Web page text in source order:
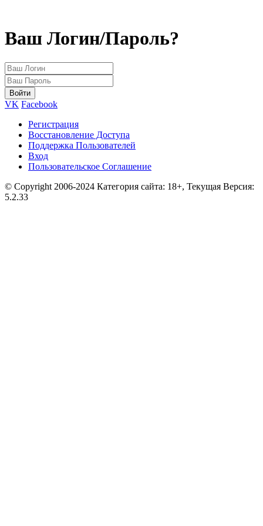
Ваш Логин/Пароль?
VK Facebook
Регистрация
Восстановление Доступа
Поддержка Пользователей
Вход
Пользовательское Соглашение
© Copyright 2006-2024 Категория сайта: 18+, Текущая Версия:
5.2.33